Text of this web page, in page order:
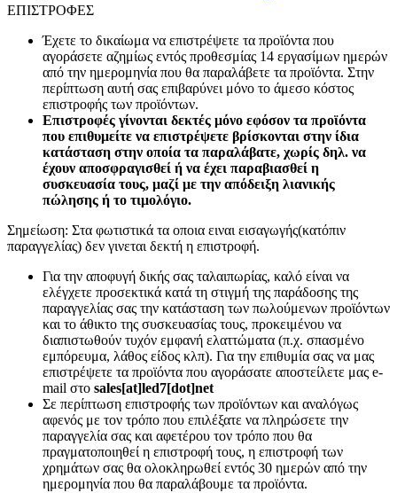
ΕΠΙΣΤΡΟΦΕΣ
Έχετε το δικαίωμα να επιστρέψετε τα προϊόντα που
αγοράσετε αζημίως εντός προθεσμίας 14 εργασίμων ημερών
από την ημερομηνία που θα παραλάβετε τα προϊόντα. Στην
περίπτωση αυτή σας επιβαρύνει μόνο το άμεσο κόστος
επιστροφής των προϊόντων.
Επιστροφές γίνονται δεκτές μόνο εφόσον τα προϊόντα
που επιθυμείτε να επιστρέψετε βρίσκονται στην ίδια
κατάσταση στην οποία τα παραλάβατε, χωρίς δηλ. να
έχουν αποσφραγισθεί ή να έχει παραβιασθεί η
συσκευασία τους, μαζί με την απόδειξη λιανικής
πώλησης ή το τιμολόγιο.
Σημείωση: Στα φωτιστικά τα οποια ειναι εισαγωγής(κατόπιν
παραγγελίας) δεν γινεται δεκτή η επιστροφή.
Για την αποφυγή δικής σας ταλαιπωρίας, καλό είναι να
ελέγχετε προσεκτικά κατά τη στιγμή της παράδοσης της
παραγγελίας σας την κατάσταση των πωλούμενων προϊόντων
και το άθικτο της συσκευασίας τους, προκειμένου να
διαπιστωθούν τυχόν εμφανή ελαττώματα (π.χ. σπασμένο
εμπόρευμα, λάθος είδος κλπ). Για την επιθυμία σας να μας
επιστρέψετε τα προϊόντα που αγοράσατε αποστείλετε μας e-
mail στο sales[at]led7[dot]net
Σε περίπτωση επιστροφής των προϊόντων και αναλόγως
αφενός με τον τρόπο που επιλέξατε να πληρώσετε την
παραγγελία σας και αφετέρου τον τρόπο που θα
πραγματοποιηθεί η επιστροφή τους, η επιστροφή των
χρημάτων σας θα ολοκληρωθεί εντός 30 ημερών από την
ημερομηνία που θα παραλάβουμε τα προϊόντα.